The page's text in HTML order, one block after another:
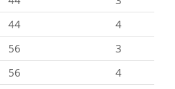
44
4
56
3
56
4